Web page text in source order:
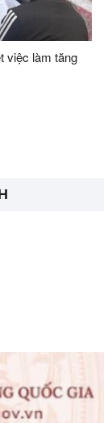
việc làm tăng